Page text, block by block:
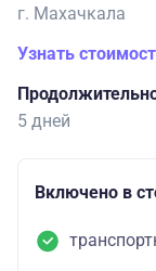
г. Махачкала
Узнать
5 дней
Включено в